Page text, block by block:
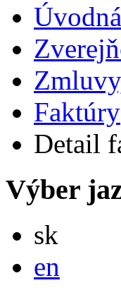
Faktúry
Detail
Výber
sk
en